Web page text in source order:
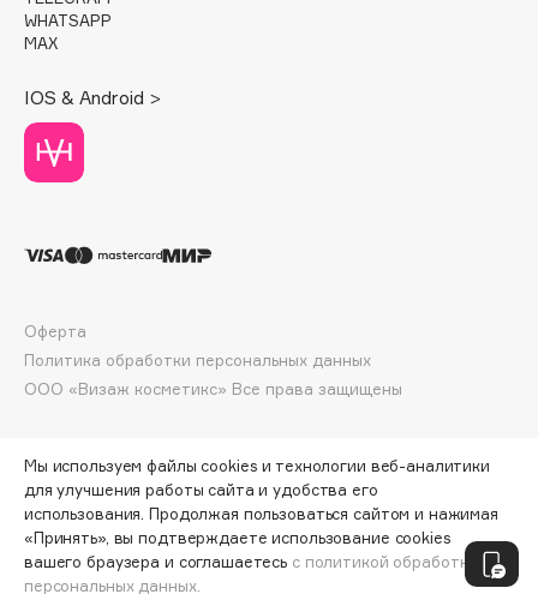
Darphin
Davines
Dessange
Dior
Divage
Dolomit
Dr. Vranjes Firenze
DSD de Luxe
Dyson
ПО ЗОЛОТОЙ КАРТЕ: 1628 ₽
WHATSAPP
MAX
IOS & Android >
ООО «Визаж косметикс» Все права защищены
Оферта
Политика обработки персональных данных
Мы используем файлы cookies и технологии веб-аналитики
для улучшения работы сайта и удобства его
использования. Продолжая пользоваться сайтом и нажимая
«Принять», вы подтверждаете использование cookies
вашего браузера и соглашаетесь с политикой обработки
персональных данных.